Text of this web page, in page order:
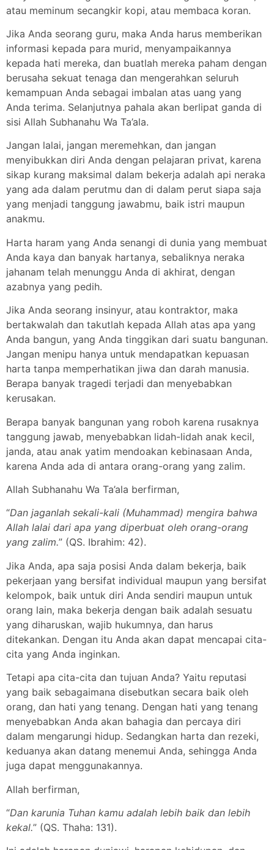
atau meminum secangkir kopi, atau membaca koran.
Jika Anda seorang guru, maka Anda harus memberikan
informasi kepada para murid, menyampaikannya
kepada hati mereka, dan buatlah mereka paham dengan
berusaha sekuat tenaga dan mengerahkan seluruh
kemampuan Anda sebagai imbalan atas uang yang
Anda terima. Selanjutnya pahala akan berlipat ganda di
sisi Allah Subhanahu Wa Ta’ala.
Jangan lalai, jangan meremehkan, dan jangan
menyibukkan diri Anda dengan pelajaran privat, karena
sikap kurang maksimal dalam bekerja adalah api neraka
yang ada dalam perutmu dan di dalam perut siapa saja
yang menjadi tanggung jawabmu, baik istri maupun
anakmu.
Harta haram yang Anda senangi di dunia yang membuat
Anda kaya dan banyak hartanya, sebaliknya neraka
jahanam telah menunggu Anda di akhirat, dengan
azabnya yang pedih.
Jika Anda seorang insinyur, atau kontraktor, maka
bertakwalah dan takutlah kepada Allah atas apa yang
Anda bangun, yang Anda tinggikan dari suatu bangunan.
Jangan menipu hanya untuk mendapatkan kepuasan
harta tanpa memperhatikan jiwa dan darah manusia.
Berapa banyak tragedi terjadi dan menyebabkan
kerusakan.
Berapa banyak bangunan yang roboh karena rusaknya
tanggung jawab, menyebabkan lidah-lidah anak kecil,
janda, atau anak yatim mendoakan kebinasaan Anda,
karena Anda ada di antara orang-orang yang zalim.
Allah Subhanahu Wa Ta’ala berfirman,
“Dan jaganlah sekali-kali (Muhammad) mengira bahwa
Allah lalai dari apa yang diperbuat oleh orang-orang
yang zalim.” (QS. Ibrahim: 42).
Jika Anda, apa saja posisi Anda dalam bekerja, baik
pekerjaan yang bersifat individual maupun yang bersifat
kelompok, baik untuk diri Anda sendiri maupun untuk
orang lain, maka bekerja dengan baik adalah sesuatu
yang diharuskan, wajib hukumnya, dan harus
ditekankan. Dengan itu Anda akan dapat mencapai cita-
cita yang Anda inginkan.
Tetapi apa cita-cita dan tujuan Anda? Yaitu reputasi
yang baik sebagaimana disebutkan secara baik oleh
orang, dan hati yang tenang. Dengan hati yang tenang
menyebabkan Anda akan bahagia dan percaya diri
dalam mengarungi hidup. Sedangkan harta dan rezeki,
keduanya akan datang menemui Anda, sehingga Anda
juga dapat menggunakannya.
Allah berfirman,
“Dan karunia Tuhan kamu adalah lebih baik dan lebih
kekal.” (QS. Thaha: 131).